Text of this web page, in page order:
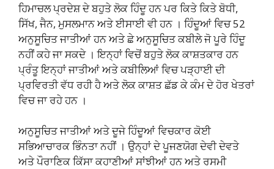
ਹਿਮਾਚਲ ਪ੍ਰਦੇਸ਼ ਦੇ ਬਹੁਤੇ ਲੋਕ ਹਿੰਦੂ ਹਨ ਪਰ ਕਿਤੇ ਕਿਤੇ ਬੋਧੀ,
ਸਿੱਖ, ਜੈਨ, ਮੁਸਲਮਾਨ ਅਤੇ ਈਸਾਈ ਵੀ ਹਨ । ਹਿੰਦੂਆਂ ਵਿਚ 52
ਅਨੁਸੂਚਿਤ ਜਾਤੀਆਂ ਹਨ ਅਤੇ ਛੇ ਅਨੁਸੂਚਿਤ ਕਬੀਲੇ ਜੋ ਪੂਰੇ ਹਿੰਦੂ
ਨਹੀਂ ਕਹੇ ਜਾ ਸਕਦੇ । ਇਨ੍ਹਾਂ ਵਿਚੋਂ ਬਹੁਤੇ ਲੋਕ ਕਾਸ਼ਤਕਾਰ ਹਨ
ਪ੍ਰੰਤੂ ਇਨ੍ਹਾਂ ਜਾਤੀਆਂ ਅਤੇ ਕਬੀਲਿਆਂ ਵਿਚ ਪੜ੍ਹਾਈ ਦੀ
ਪ੍ਰਵਿਰਤੀ ਵੱਧ ਰਹੀ ਹੈ ਅਤੇ ਲੋਕ ਕਾਸ਼ਤ ਛੱਡ ਕੇ ਕੰਮ ਦੇ ਹੋਰ ਖੇਤਰਾਂ
ਵਿਚ ਜਾ ਰਹੇ ਹਨ ।
ਅਨੁਸੂਚਿਤ ਜਾਤੀਆਂ ਅਤੇ ਦੂਜੇ ਹਿੰਦੂਆਂ ਵਿਚਕਾਰ ਕੋਈ
ਸਭਿਆਚਾਰਕ ਭਿੰਨਤਾ ਨਹੀਂ । ਉਨ੍ਹਾਂ ਦੇ ਪੂਜਣਯੋਗ ਦੇਵੀ ਦੇਵਤੇ
ਅਤੇ ਪੌਰਾਣਿਕ ਕਿੱਸਾ ਕਹਾਣੀਆਂ ਸਾਂਝੀਆਂ ਹਨ ਅਤੇ ਰਸਮੀ